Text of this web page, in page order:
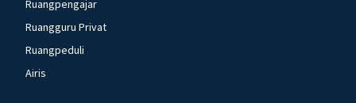
Ruangpengajar
Ruangguru Privat
Ruangpeduli
Airis